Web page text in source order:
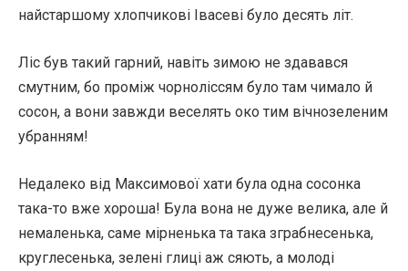
найстаршому хлопчикові Івасеві було десять літ.
Ліс був такий гарний, навіть зимою не здавався
смутним, бо проміж чорноліссям було там чимало й
сосон, а вони завжди веселять око тим вічнозеленим
убранням!
Недалеко від Максимової хати була одна сосонка
така-то вже хороша! Була вона не дуже велика, але й
немаленька, саме мірненька та така зграбнесенька,
круглесенька, зелені глиці аж сяють, а молоді